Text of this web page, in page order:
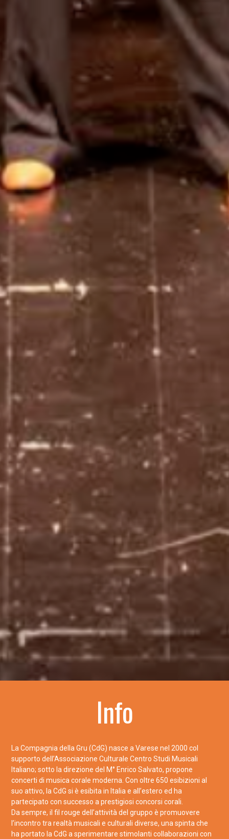
Info
La Compagnia della Gru (CdG) nasce a Varese nel 2000 col
supporto dell’Associazione Culturale Centro Studi Musicali
Italiano; sotto la direzione del M° Enrico Salvato, propone
concerti di musica corale moderna. Con oltre 650 esibizioni al
suo attivo, la CdG si è esibita in Italia e all’estero ed ha
partecipato con successo a prestigiosi concorsi corali.
Da sempre, il fil rouge dell’attività del gruppo è promuovere
l’incontro tra realtà musicali e culturali diverse, una spinta che
ha portato la CdG a sperimentare stimolanti collaborazioni con